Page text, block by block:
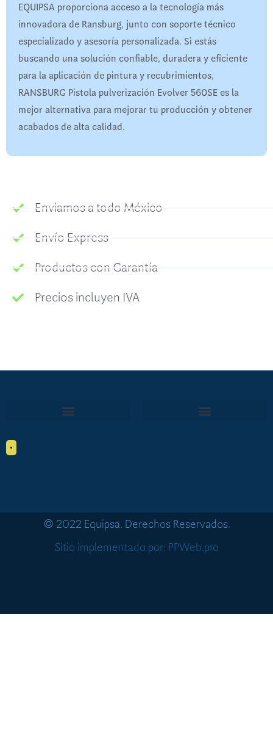
EQUIPSA proporciona acceso a la tecnología más
innovadora de Ransburg, junto con soporte técnico
especializado y asesoría personalizada. Si estás
buscando una solución confiable, duradera y eficiente
para la aplicación de pintura y recubrimientos,
RANSBURG Pistola pulverización Evolver 560SE es la
mejor alternativa para mejorar tu producción y obtener
acabados de alta calidad.
Enviamos a todo México
Envío Express
Productos con Garantía
Precios incluyen IVA
•
© 2022 Equipsa. Derechos Reservados.
Sitio implementado por: PPWeb.pro